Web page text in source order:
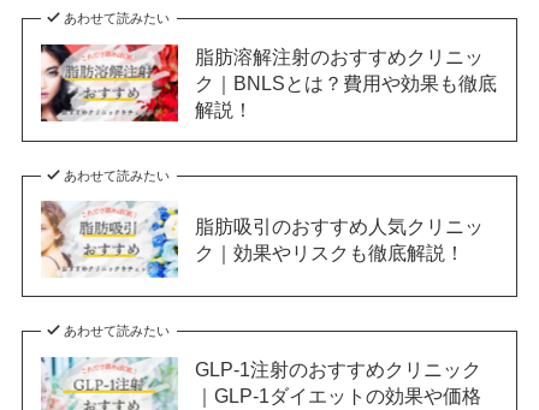
あわせて読みたい
脂肪溶解注射のおすすめクリニッ
ク｜BNLSとは？費用や効果も徹底
解説！
あわせて読みたい
脂肪吸引のおすすめ人気クリニッ
ク｜効果やリスクも徹底解説！
あわせて読みたい
GLP-1注射のおすすめクリニック
｜GLP-1ダイエットの効果や価格